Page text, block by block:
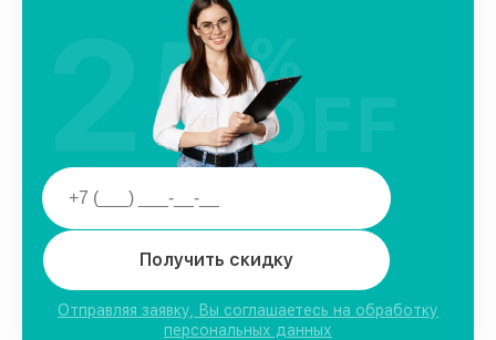
Получить скидку
Отправляя заявку, Вы соглашаетесь на обработку
персональных данных
25%
OFF